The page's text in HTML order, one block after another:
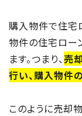
購入物件で住宅
物件の住宅ロー
ます。つまり、売
行い、購入物件
このように売却